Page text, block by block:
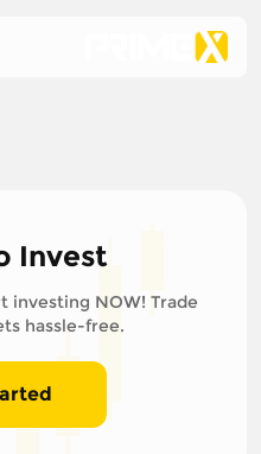
Invest
investing NOW! Trade
hassle-free.